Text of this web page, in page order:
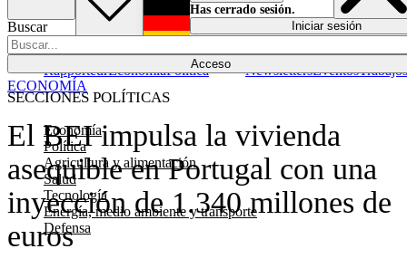
Buscar
Acceso
SECCIONES POLÍTICAS
Economía
Política
Agricultura y alimentación
Salud
Tecnología
Energía, medio ambiente y transporte
Defensa
RapporteurEconomíaPolítica NewslettersEventosTrabajos
Has cerrado sesión.
Iniciar sesión
El BEI impulsa la vivienda
asequible en Portugal con una
inyección de 1.340 millones de
euros
ECONOMÍA